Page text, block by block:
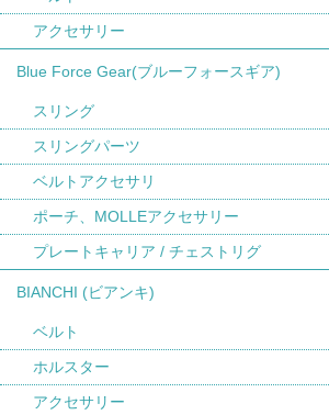
アクセサリー
Blue Force Gear(ブルーフォースギア)
スリング
スリングパーツ
ベルトアクセサリ
ポーチ、MOLLEアクセサリー
プレートキャリア / チェストリグ
BIANCHI (ビアンキ)
ベルト
ホルスター
アクセサリー